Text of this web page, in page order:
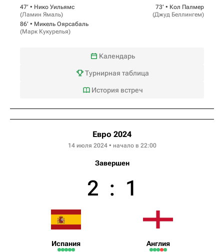
47‎’‎ • Нико Уильямс
(Ламин Ямаль)
86‎’‎ • Микель Оярсабаль
(Марк Кукурелья)
73‎’‎ • Кол Палмер
(Джуд Беллингем)
Календарь
Турнирная таблица
История встреч
Евро 2024
14 июля 2024 • начало в 22:00
Завершен
Испания
2 : 1
Англия